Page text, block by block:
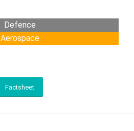
Defence
Aerospace
Factsheet